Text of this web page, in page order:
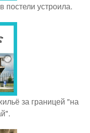
постели устроила.
за границей "на